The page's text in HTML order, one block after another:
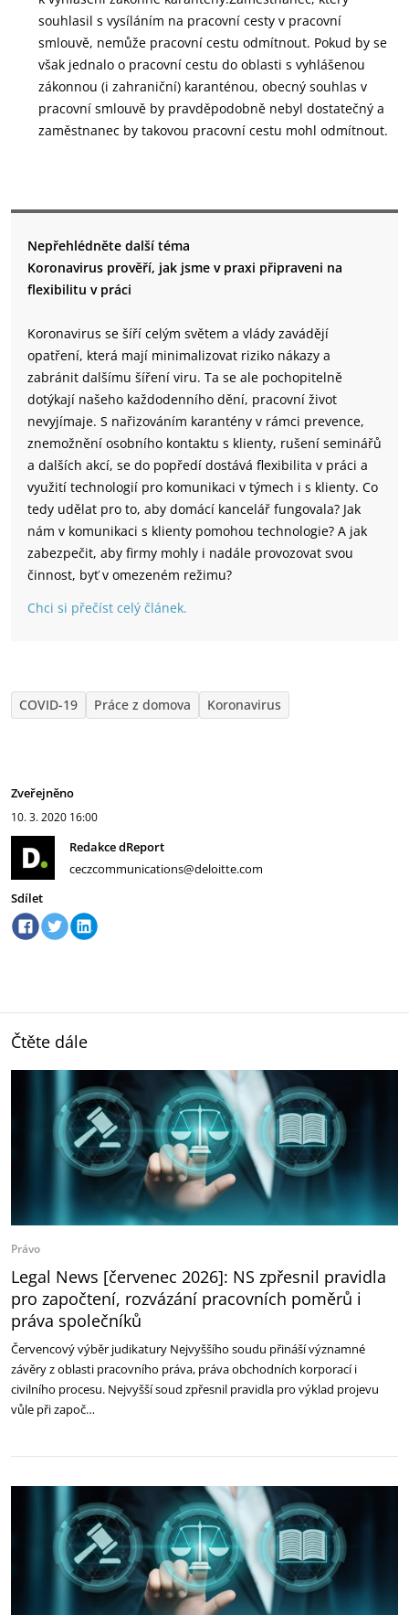
souhlasil s vysíláním na pracovní cesty v pracovní
smlouvě, nemůže pracovní cestu odmítnout. Pokud by se
však jednalo o pracovní cestu do oblasti s vyhlášenou
zákonnou (i zahraniční) karanténou, obecný souhlas v
pracovní smlouvě by pravděpodobně nebyl dostatečný a
zaměstnanec by takovou pracovní cestu mohl odmítnout.
Nepřehlédněte další téma
Koronavirus prověří, jak jsme v praxi připraveni na
flexibilitu v práci
Koronavirus se šíří celým světem a vlády zavádějí
opatření, která mají minimalizovat riziko nákazy a
zabránit dalšímu šíření viru. Ta se ale pochopitelně
dotýkají našeho každodenního dění, pracovní život
nevyjímaje. S nařizováním karantény v rámci prevence,
znemožnění osobního kontaktu s klienty, rušení seminářů
a dalších akcí, se do popředí dostává flexibilita v práci a
využití technologií pro komunikaci v týmech i s klienty. Co
tedy udělat pro to, aby domácí kancelář fungovala? Jak
nám v komunikaci s klienty pomohou technologie? A jak
zabezpečit, aby firmy mohly i nadále provozovat svou
činnost, byť v omezeném režimu?
Chci si přečíst celý článek.
COVID-19 Práce z domova Koronavirus
Zveřejněno
10. 3. 2020 16:00
Redakce dReport
ceczcommunications@deloitte.com
Sdílet
Čtěte dále
Právo
Legal News [červenec 2026]: NS zpřesnil pravidla
pro započtení, rozvázání pracovních poměrů i
práva společníků
Červencový výběr judikatury Nejvyššího soudu přináší významné
závěry z oblasti pracovního práva, práva obchodních korporací i
civilního procesu. Nejvyšší soud zpřesnil pravidla pro výklad projevu
vůle při započ…